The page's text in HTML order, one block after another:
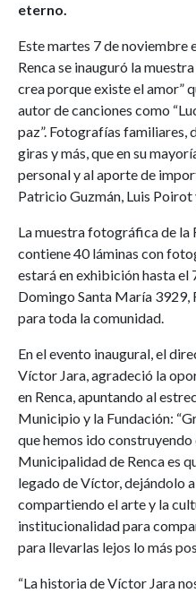
eterno.
Este martes 7 de noviembre
Renca se inauguró la
crea porque existe el amor”
autor de canciones como
paz”. Fotografías familiares,
giras y más, que en su
personal y al aporte de
Patricio Guzmán, Luis
La muestra fotográfica de la
contiene 40 láminas con
estará en exhibición hasta el
Domingo Santa María 3929,
para toda la comunidad.
En el evento inaugural, el
Víctor Jara, agradeció la
en Renca, apuntando al
Municipio y la Fundación:
que hemos ido construyendo
Municipalidad de Renca es
legado de Víctor, dejándolo
compartiendo el arte y la
institucionalidad para
para llevarlas lejos lo más
“La historia de Víctor Jara